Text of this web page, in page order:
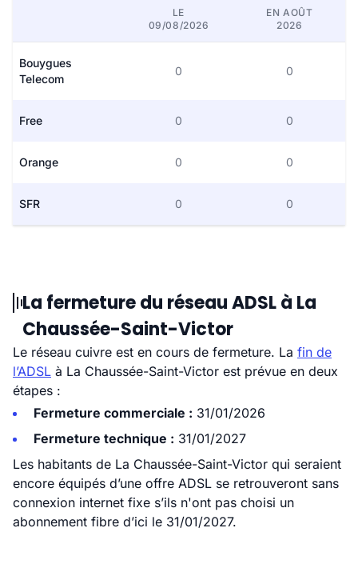
LE
09/08/2026
EN AOÛT
2026
Bouygues
Telecom
0 0
Free 0 0
Orange 0 0
SFR 0 0
La fermeture du réseau ADSL à La
Chaussée-Saint-Victor
Le réseau cuivre est en cours de fermeture. La fin de
l’ADSL à La Chaussée-Saint-Victor est prévue en deux
étapes :
Fermeture commerciale : 31/01/2026
Fermeture technique : 31/01/2027
Les habitants de La Chaussée-Saint-Victor qui seraient
encore équipés d’une offre ADSL se retrouveront sans
connexion internet fixe s’ils n'ont pas choisi un
abonnement fibre d’ici le 31/01/2027.